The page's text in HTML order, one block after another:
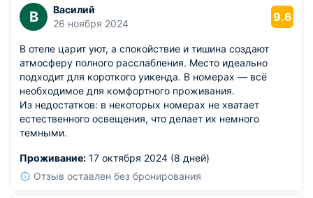
на ресепшен бронь сразу подтвердили. В общем, все
классно, но учтите данные минусы, пожалуйста. Они
прям портят общее впечатление об отеле.
В
Василий
26 ноября 2024
9.6
В отеле царит уют, а спокойствие и тишина создают
атмосферу полного расслабления. Место идеально
подходит для короткого уикенда. В номерах — всё
необходимое для комфортного проживания.
Из недостатков: в некоторых номерах не хватает
естественного освещения, что делает их немного
темными.
Проживание: 17 октября 2024 (8 дней)
Отзыв оставлен без бронирования